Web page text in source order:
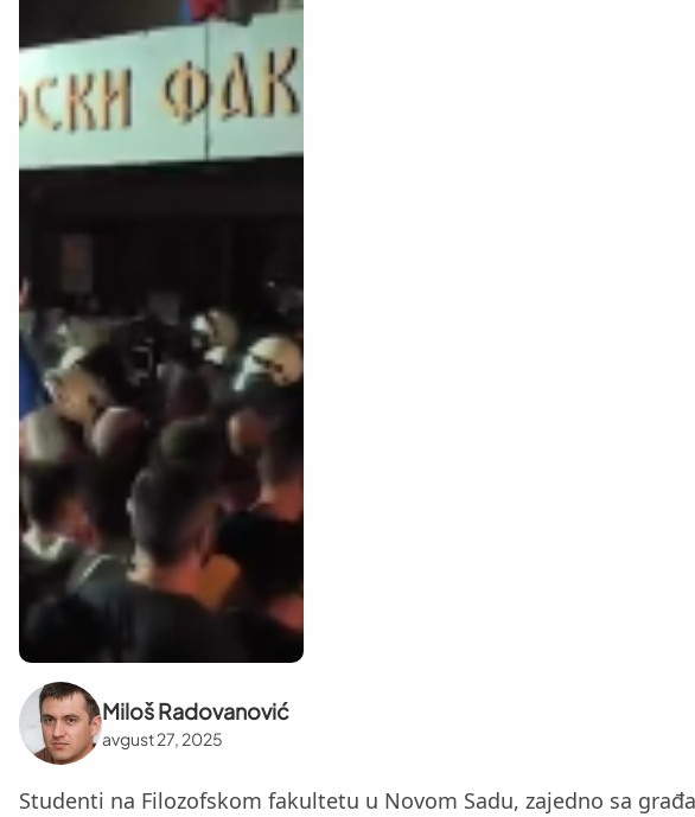
Miloš Radovanović
avgust 27, 2025
Studenti na Filozofskom fakultetu u Novom Sadu, zajedno sa